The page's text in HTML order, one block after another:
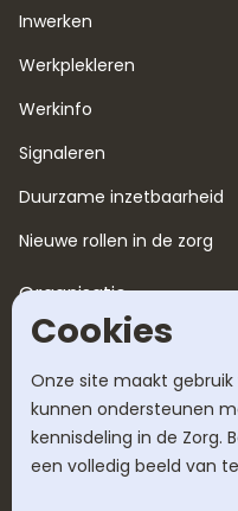
Inwerken
Werkplekleren
Werkinfo
Signaleren
Duurzame inzetbaarheid
Nieuwe rollen in de zorg
Organisatie
Over ons
Werken bij
Werkwijze
Cookies
Onze site maakt
kunnen ondersteunen
kennisdeling in de Zorg.
een volledig beeld van